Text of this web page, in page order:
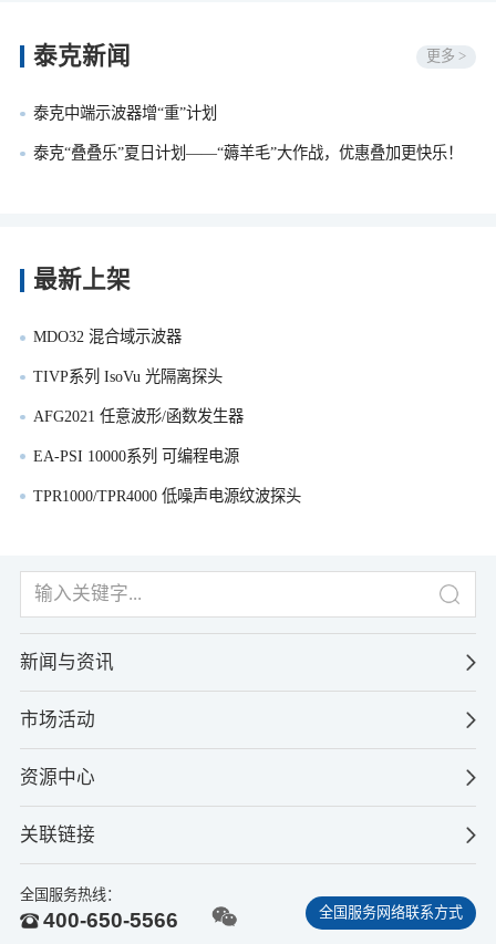
泰克新闻 更多 >
泰克中端示波器增“重”计划
泰克“叠叠乐”夏日计划——“薅羊毛”大作战，优惠叠加更快乐！
最新上架
MDO32 混合域示波器
TIVP系列 IsoVu 光隔离探头
AFG2021 任意波形/函数发生器
EA-PSI 10000系列 可编程电源
TPR1000/TPR4000 低噪声电源纹波探头
新闻与资讯
市场活动
资源中心
关联链接
全国服务热线：
400-650-5566 全国服务网络联系方式